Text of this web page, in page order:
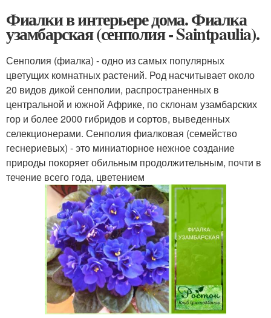
Фиалки в интерьере дома. Фиалка
узамбарская (сенполия - Saintpaulia).
Сенполия (фиалка) - одно из самых популярных
цветущих комнатных растений. Род насчитывает около
20 видов дикой сенполии, распространенных в
центральной и южной Африке, по склонам узамбарских
гор и более 2000 гибридов и сортов, выведенных
селекционерами. Сенполия фиалковая (семейство
геснериевых) - это миниатюрное нежное создание
природы покоряет обильным продолжительным, почти в
течение всего года, цветением